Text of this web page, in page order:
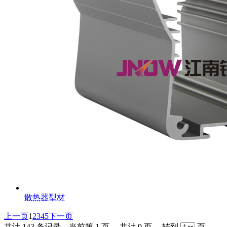
散热器型材
上一页1 2345下一页